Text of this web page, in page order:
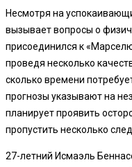
Несмотря на
вызывает вопросы о
присоединился к
проведя несколько
сколько времени
прогнозы указывают на
планирует проявить
пропустить несколько
27-летний Исмаэль